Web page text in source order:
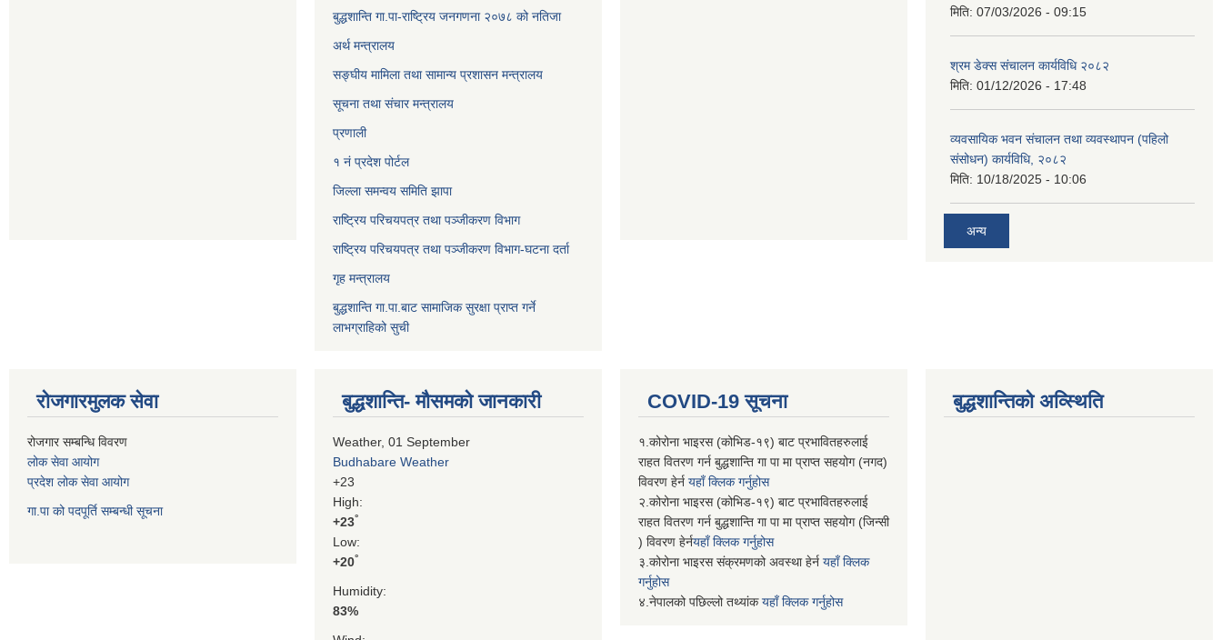
बुद्धशान्ति गा.पा-राष्ट्रिय जनगणना २०७८ को नतिजा
अर्थ मन्त्रालय
सङ्‍घीय मामिला तथा सामान्य प्रशासन मन्त्रालय
सूचना तथा संचार मन्त्रालय
प्रणाली
१ नं प्रदेश पोर्टल
जिल्ला समन्वय समिति झापा
राष्ट्रिय परिचयपत्र तथा पञ्जीकरण विभाग
राष्ट्रिय परिचयपत्र तथा पञ्जीकरण विभाग-घटना दर्ता
गृह मन्त्रालय
बुद्धशान्ति गा.पा.बाट सामाजिक सुरक्षा प्राप्त गर्ने
लाभग्राहिको सुची
मिति: 07/03/2026 - 09:15
श्रम डेक्स संचालन कार्यविधि २०८२
मिति: 01/12/2026 - 17:48
व्यवसायिक भवन संचालन तथा व्यवस्थापन (पहिलो
संसोधन) कार्यविधि, २०८२
मिति: 10/18/2025 - 10:06
अन्य
रोजगारमुलक सेवा
रोजगार सम्बन्धि विवरण
लोक सेवा आयोग
प्रदेश लोक सेवा आयोग
गा.पा को पदपूर्ति सम्बन्धी सूचना
बुद्धशान्ति- मौसमको जानकारी
Weather, 01 September
Budhabare Weather
+23
High:
+23°
Low:
+20°
Humidity:
83%
COVID-19 सूचना
१.कोरोना भाइरस (कोभिड-१९) बाट प्रभावितहरुलाई
राहत वितरण गर्न बुद्धशान्ति गा पा मा प्राप्त सहयोग (नगद)
विवरण हेर्न यहाँ क्लिक गर्नुहोस
२.कोरोना भाइरस (कोभिड-१९) बाट प्रभावितहरुलाई
राहत वितरण गर्न बुद्धशान्ति गा पा मा प्राप्त सहयोग (जिन्सी
) विवरण हेर्नयहाँ क्लिक गर्नुहोस
३.कोरोना भाइरस संक्रमणको अवस्था हेर्न यहाँ क्लिक
गर्नुहोस
४.नेपालको पछिल्लो तथ्यांकयहाँ क्लिक गर्नुहोस
बुद्धशान्तिको अव्स्थिति